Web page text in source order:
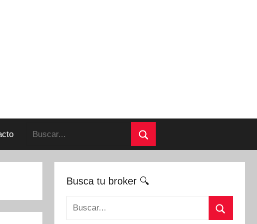
Buscar:
Buscar
Busca tu broker 🔍
Buscar: